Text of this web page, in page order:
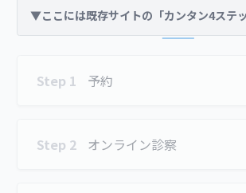
▼ここには既存サイトの「カンタン4ステ
Step 1 予約
Step 2 オンライン診察